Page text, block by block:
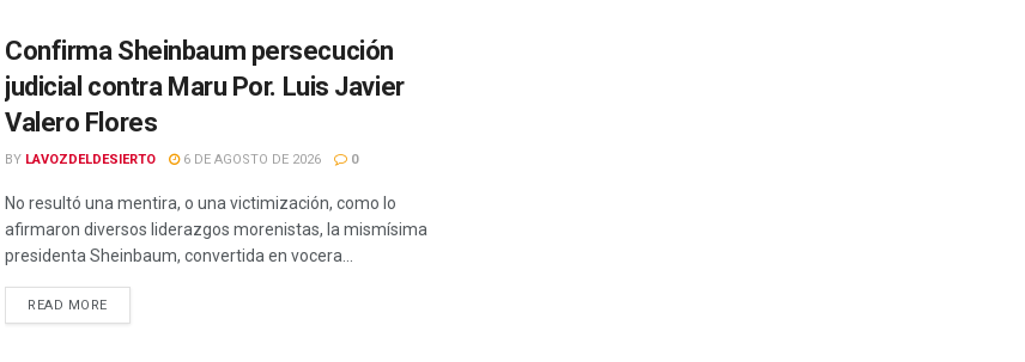
Confirma Sheinbaum persecución
judicial contra Maru Por. Luis Javier
Valero Flores
BY LAVOZDELDESIERTO 6 DE AGOSTO DE 2026 0
No resultó una mentira, o una victimización, como lo
afirmaron diversos liderazgos morenistas, la mismísima
presidenta Sheinbaum, convertida en vocera...
READ MORE